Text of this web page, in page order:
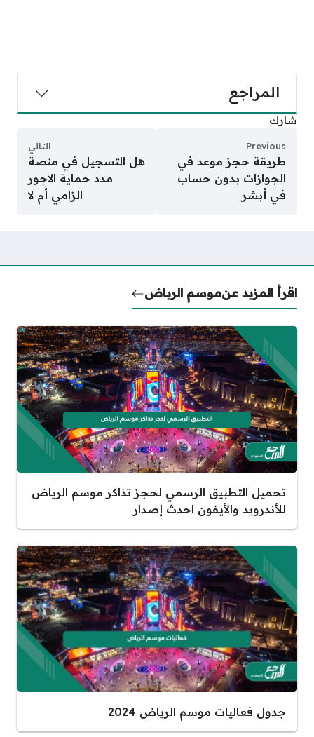
المراجع
شارك
Previous
طريقة حجز موعد في
الجوازات بدون حساب
في أبشر
التالي
هل التسجيل في منصة
مدد حماية الاجور
الزامي أم لا
اقرأ المزيد عنموسم الرياض
تحميل التطبيق الرسمي لحجز تذاكر موسم الرياض
للأندرويد والأيفون احدث إصدار
جدول فعاليات موسم الرياض 2024